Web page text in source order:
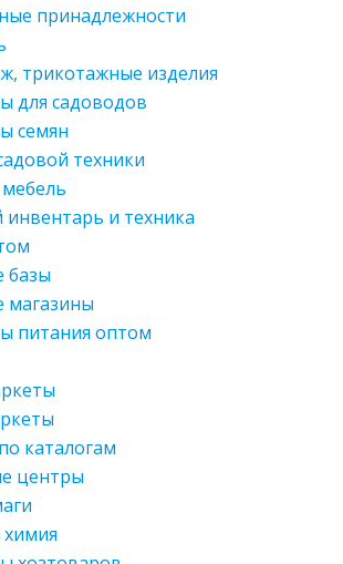
принадлежности
трикотажные изделия
для садоводов
семян
техники
и техника
базы
магазины
питания оптом
каталогам
центры